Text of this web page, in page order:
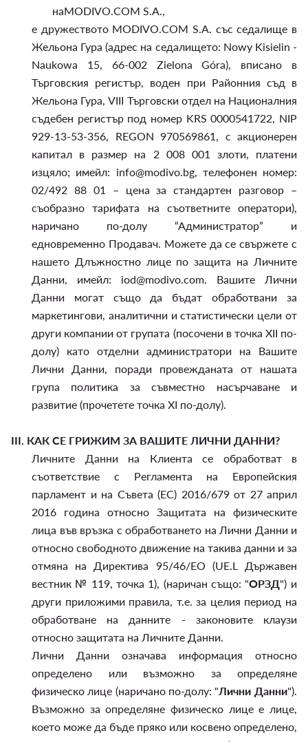
наMODIVO.COM S.A.,
е дружеството MODIVO.COM S.A. със седалище в
Жельона Гура (адрес на седалището: Nowy Kisielin -
Naukowa 15, 66-002 Zielona Góra), вписано в
Търговския регистър, воден при Районния съд в
Жельона Гура, VIII Търговски отдел на Националния
съдебен регистър под номер KRS 0000541722, NIP
929-13-53-356, REGON 970569861, с акционерен
капитал в размер на 2 008 001 злоти, платени
изцяло; имейл: info@modivo.bg, телефонен номер:
02/492 88 01 – цена за стандартен разговор –
съобразно тарифата на съответните оператори),
наричано по-долу “Администратор” и
едновременно Продавач. Можете да се свържете с
нашето Длъжностно лице по защита на Личните
Данни, имейл: iod@modivo.com. Вашите Лични
Данни могат също да бъдат обработвани за
маркетингови, аналитични и статистически цели от
други компании от групата (посочени в точка XII по-
долу) като отделни администратори на Вашите
Лични Данни, поради провежданата от нашата
група политика за съвместно насърчаване и
развитие (прочетете точка XI по-долу).
III. КАК СЕ ГРИЖИМ ЗА ВАШИТЕ ЛИЧНИ ДАННИ?
Личните Данни на Клиента се обработват в
съответствие с Регламента на Европейския
парламент и на Съвета (ЕС) 2016/679 от 27 април
2016 година относно Защитата на физическите
лица във връзка с обработването на Лични Данни и
относно свободното движение на такива данни и за
отмяна на Директива 95/46/EО (UE.L Държавен
вестник № 119, точка 1), (наричан също: "ОРЗД") и
други приложими правила, т.е. за целия период на
обработване на данните - законовите клаузи
относно защитата на Личните Данни.
Лични Данни означава информация относно
определено или възможно за определяне
физическо лице (наричано по-долу: "Лични Данни").
Възможно за определяне физическо лице е лице,
което може да бъде пряко или косвено определено,